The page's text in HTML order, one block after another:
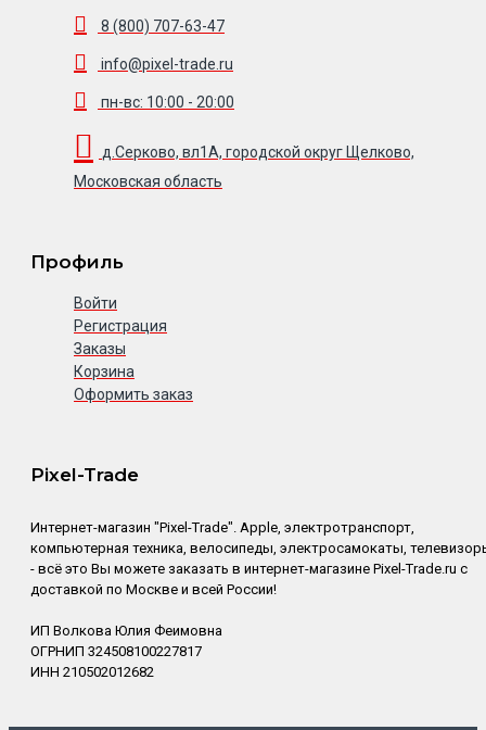
8 (800) 707-63-47
info@pixel-trade.ru
пн-вс: 10:00 - 20:00
д.Серково, вл1А, городской округ Щелково,
Московская область
Профиль
Войти
Регистрация
Заказы
Корзина
Оформить заказ
Pixel-Trade
Интернет-магазин "Pixel-Trade". Apple, электротранспорт,
компьютерная техника, велосипеды, электросамокаты,
- всё это Вы можете заказать в интернет-магазине Pixel-Trade.ru с
доставкой по Москве и всей России!
ИП Волкова Юлия Феимовна
ОГРНИП 324508100227817
ИНН 210502012682